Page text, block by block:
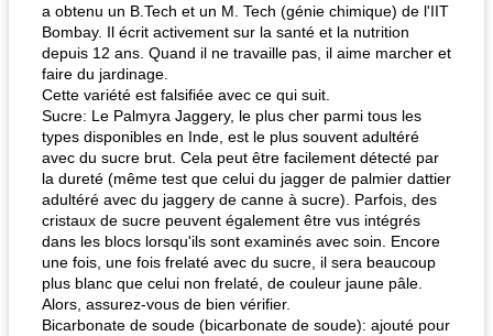
a obtenu un B.Tech et un M. Tech (génie chimique) de l'IIT
Bombay. Il écrit activement sur la santé et la nutrition
depuis 12 ans. Quand il ne travaille pas, il aime marcher et
faire du jardinage.
Cette variété est falsifiée avec ce qui suit.
Sucre: Le Palmyra Jaggery, le plus cher parmi tous les
types disponibles en Inde, est le plus souvent adultéré
avec du sucre brut. Cela peut être facilement détecté par
la dureté (même test que celui du jagger de palmier dattier
adultéré avec du jaggery de canne à sucre). Parfois, des
cristaux de sucre peuvent également être vus intégrés
dans les blocs lorsqu'ils sont examinés avec soin. Encore
une fois, une fois frelaté avec du sucre, il sera beaucoup
plus blanc que celui non frelaté, de couleur jaune pâle.
Alors, assurez-vous de bien vérifier.
Bicarbonate de soude (bicarbonate de soude): ajouté pour